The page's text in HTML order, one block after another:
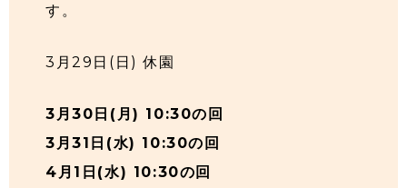
す。
3月29日(日) 休園
3月30日(月) 10:30の回
3月31日(水) 10:30の回
4月1日(水) 10:30の回